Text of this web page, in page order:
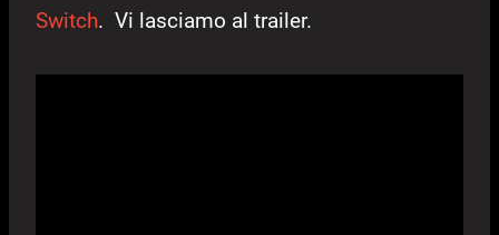
Switch. Vi lasciamo al trailer.